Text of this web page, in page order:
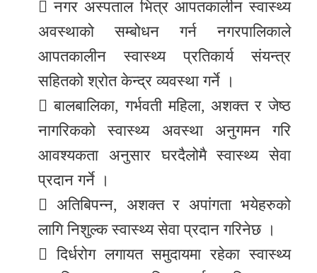
 नगर अस्पताल भित्र आपतकालीन स्वास्थ्य
अवस्थाको सम्बोधन गर्न नगरपालिकाले
आपतकालीन स्वास्थ्य प्रतिकार्य संयन्त्र
सहितको श्रोत केन्द्र व्यवस्था गर्ने ।
 बालबालिका, गर्भवती महिला, अशक्त र जेष्ठ
नागरिकको स्वास्थ्य अवस्था अनुगमन गरि
आवश्यकता अनुसार घरदैलोमै स्वास्थ्य सेवा
प्रदान गर्ने ।
 अतिबिपन्न, अशक्त र अपांगता भयेहरुको
लागि निशुल्क स्वास्थ्य सेवा प्रदान गरिनेछ ।
 दिर्धरोग लगायत समुदायमा रहेका स्वास्थ्य